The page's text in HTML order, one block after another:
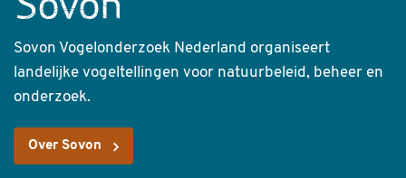
Sovon Vogelonderzoek Nederland organiseert
landelijke vogeltellingen voor natuurbeleid, beheer en
onderzoek.
Over Sovon